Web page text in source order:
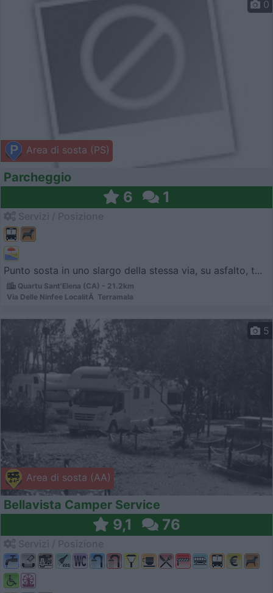
Area di sosta (PS)
0
Parcheggio
6 1
Punto sosta in uno slargo della stessa via, su asfalto, t...
Quartu Sant'Elena (CA) - 21.2km
Via Delle Ninfee LocalitÃ Terramala
Area di sosta (AA)
5
Bellavista Camper Service
9,1 76